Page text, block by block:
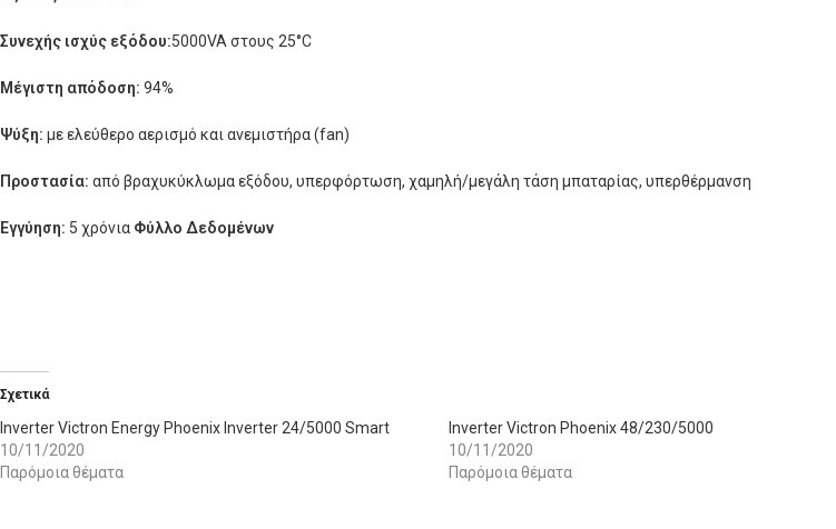
Συνεχής ισχύς εξόδου:5000VA στους 25°C
Mέγιστη απόδοση: 94%
Ψύξη: με ελεύθερο αερισμό και ανεμιστήρα (fan)
Προστασία: από βραχυκύκλωμα εξόδου, υπερφόρτωση, χαμηλή/μεγάλη τάση μπαταρίας, υπερθέρμανση
Eγγύηση: 5 χρόνια Φύλλο Δεδομένων
Σχετικά
Inverter Victron Energy Phoenix Inverter 24/5000 Smart
10/11/2020
Παρόμοια θέματα
Inverter Victron Phoenix 48/230/5000
10/11/2020
Παρόμοια θέματα